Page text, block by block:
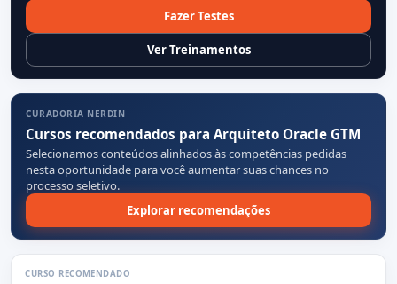
Fazer Testes
Ver Treinamentos
CURADORIA NERDIN
Cursos recomendados para Arquiteto Oracle GTM
Selecionamos conteúdos alinhados às competências pedidas
nesta oportunidade para você aumentar suas chances no
processo seletivo.
Explorar recomendações
CURSO RECOMENDADO